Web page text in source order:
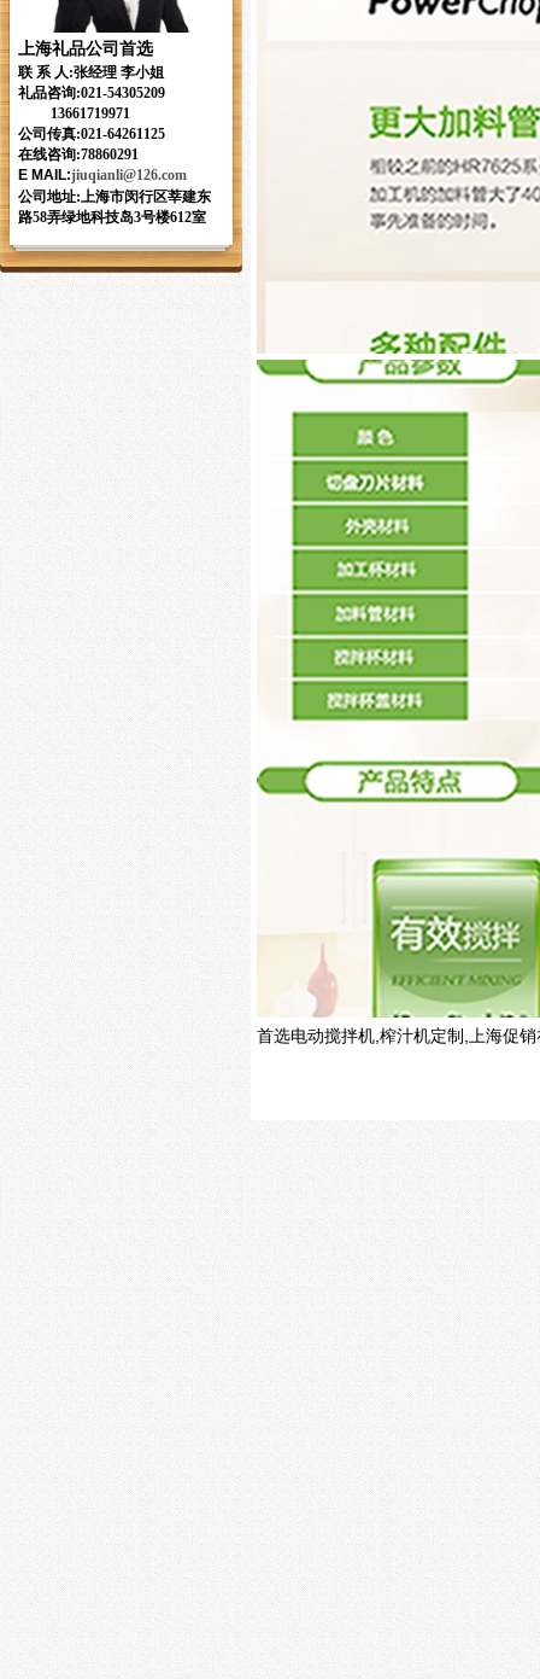
上海礼品公司首选
联 系 人:张经理 李小姐
礼品咨询:021-54305209
13661719971
公司传真:021-64261125
在线咨询:78860291
E MAIL:jiuqianli@126.com
公司地址:上海市闵行区莘建东
路58弄绿地科技岛3号楼612室
首选电动搅拌机,榨汁机定制,上海促